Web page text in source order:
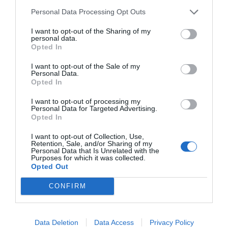
Personal Data Processing Opt Outs
I want to opt-out of the Sharing of my
personal data.
Opted In
I want to opt-out of the Sale of my
Personal Data.
Opted In
I want to opt-out of processing my
Personal Data for Targeted Advertising.
Opted In
I want to opt-out of Collection, Use,
Retention, Sale, and/or Sharing of my
Personal Data that Is Unrelated with the
Purposes for which it was collected.
Opted Out
CONFIRM
Data Deletion Data Access Privacy Policy
Quant als desacords,De la Fuente ha remarcat
amb el criteri d'equitat."Fins a quin punt
igualem a les comunitats autònomes? Ens
agradaria que tots fóssim iguals però molts
pensem que ara mateix no és factible", ha
Laborda, catedràtic d'Economia Pública de la
Universidad de Zaragoza, ha afirmat que cal una
anivellació mínima: "No es pot no garantir
l'anivellació en tot el sistema espanyol dels
serveis públics normalitzats".
Austràlia i Canadà?
En aquest sentit, la investigadora de l'Institut